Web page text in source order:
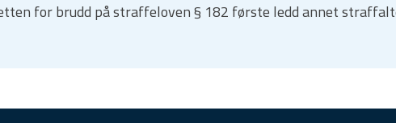
for brudd på straffeloven § 182 første ledd annet